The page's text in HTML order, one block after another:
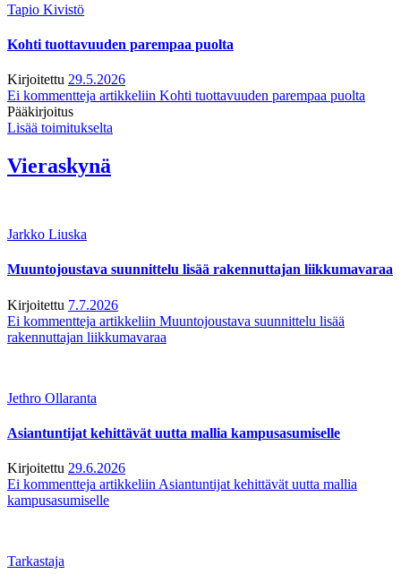
Tapio Kivistö
Kohti tuottavuuden parempaa puolta
Kirjoitettu 29.5.2026
Ei kommentteja artikkeliin Kohti tuottavuuden parempaa puolta
Pääkirjoitus
Lisää toimitukselta
Vieraskynä
Jarkko Liuska
Muuntojoustava suunnittelu lisää rakennuttajan liikkumavaraa
Kirjoitettu 7.7.2026
Ei kommentteja artikkeliin Muuntojoustava suunnittelu lisää
rakennuttajan liikkumavaraa
Jethro Ollaranta
Asiantuntijat kehittävät uutta mallia kampusasumiselle
Kirjoitettu 29.6.2026
Ei kommentteja artikkeliin Asiantuntijat kehittävät uutta mallia
kampusasumiselle
Tarkastaja